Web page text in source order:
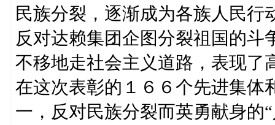
民族分裂，逐渐成为各族人民
反对达赖集团企图分裂祖国的
不移地走社会主义道路，表现了
在这次表彰的１６６个先进集体
一，反对民族分裂而英勇献身的